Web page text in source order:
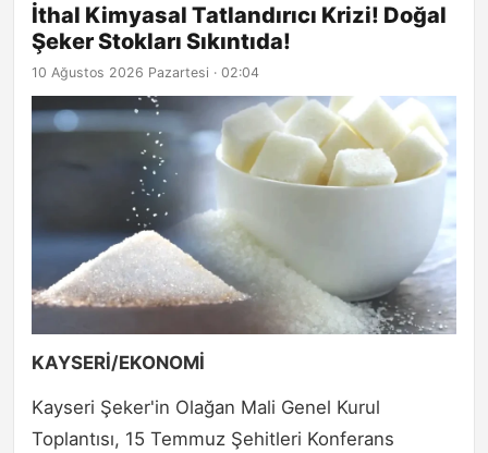
İthal Kimyasal Tatlandırıcı Krizi! Doğal
Şeker Stokları Sıkıntıda!
10 Ağustos 2026 Pazartesi · 02:04
KAYSERİ/EKONOMİ
Kayseri Şeker'in Olağan Mali Genel Kurul
Toplantısı, 15 Temmuz Şehitleri Konferans